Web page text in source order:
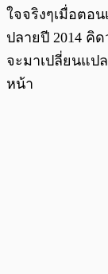
ใจจริงๆเมื่อตอ
ปลายปี 2014 คิด
จะมาเปลี่ยนแป
หน้า